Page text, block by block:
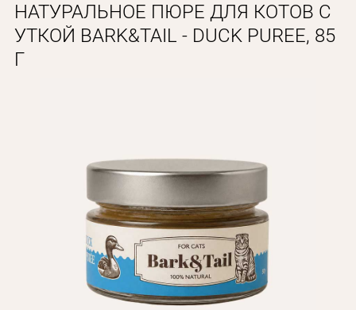
ЗАБОТА
ОТ ЖАРЫ
Программа лояльности
О Нас
Оптовым клиентам
Контакты
НАТУРАЛЬНОЕ ПЮРЕ ДЛЯ КОТОВ С
УТКОЙ BARK&TAIL - DUCK PUREE, 85
Г